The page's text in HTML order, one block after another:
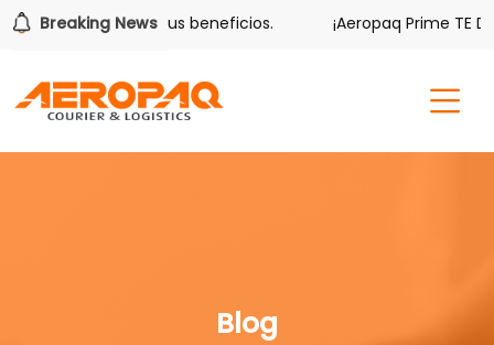
Breaking News
también tiene sus beneficios. ¡Aeropaq Prime TE DA
Blog